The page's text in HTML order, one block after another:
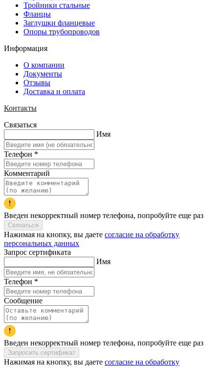
Тройники стальные
Фланцы
Заглушки фланцевые
Опоры трубопроводов
Информация
О компании
Документы
Отзывы
Доставка и оплата
Контакты
Связаться
Имя
Телефон *
Комментарий
Введен некорректный номер телефона, попробуйте еще раз
Связаться
Нажимая на кнопку, вы даете согласие на обработку
персональных данных
Запрос сертификата
Имя
Телефон *
Сообщение
Введен некорректный номер телефона, попробуйте еще раз
Запросить сертификат
Нажимая на кнопку, вы даете согласие на обработку